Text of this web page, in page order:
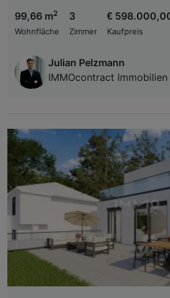
99,66 m2
Wohnfläche
3
Zimmer
€
Kaufpreis
Julian Pelzmann
IMMOcontract